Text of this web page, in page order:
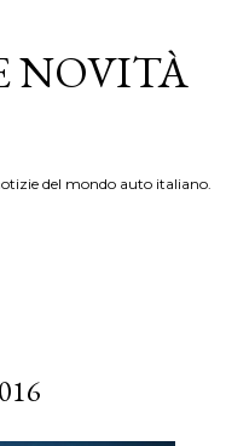
NOVITÀ
del mondo auto italiano.